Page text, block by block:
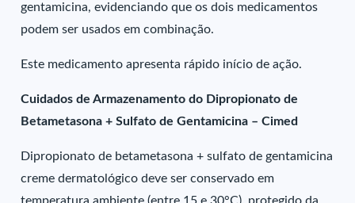
gentamicina, evidenciando que os dois medicamentos
podem ser usados em combinação.
Este medicamento apresenta rápido início de ação.
Cuidados de Armazenamento do Dipropionato de
Betametasona + Sulfato de Gentamicina – Cimed
Dipropionato de betametasona + sulfato de gentamicina
creme dermatológico deve ser conservado em